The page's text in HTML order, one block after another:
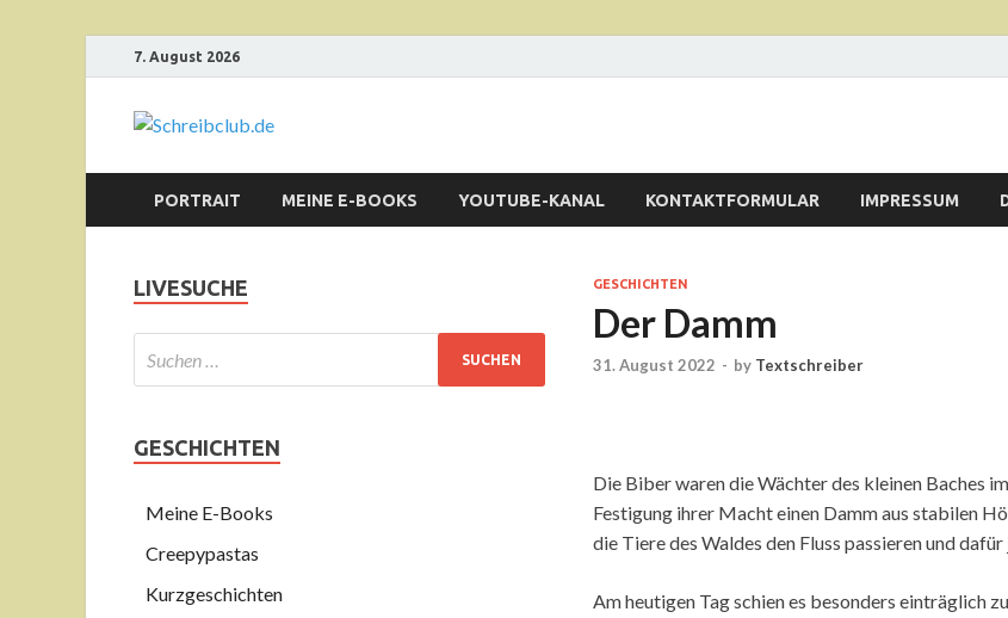
7. August 2026
Schreibclub.de
PORTRAIT MEINE E-BOOKS YOUTUBE-KANAL KONTAKTFORMULAR IMPRESSUM
GESCHICHTEN
Der Damm
31. August 2022 - by Textschreiber
Die Biber waren die Wächter des kleinen Baches
Festigung ihrer Macht einen Damm aus stabilen
die Tiere des Waldes den Fluss passieren und
Am heutigen Tag schien es besonders einträglich
LIVESUCHE
GESCHICHTEN
Meine E-Books
Creepypastas
Kurzgeschichten